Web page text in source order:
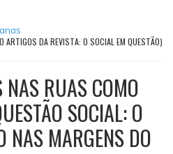
ARTIGOS DA REVISTA: O SOCIAL EM QUESTÃO)
NAS RUAS COMO
SOCIAL: O
NAS MARGENS DO